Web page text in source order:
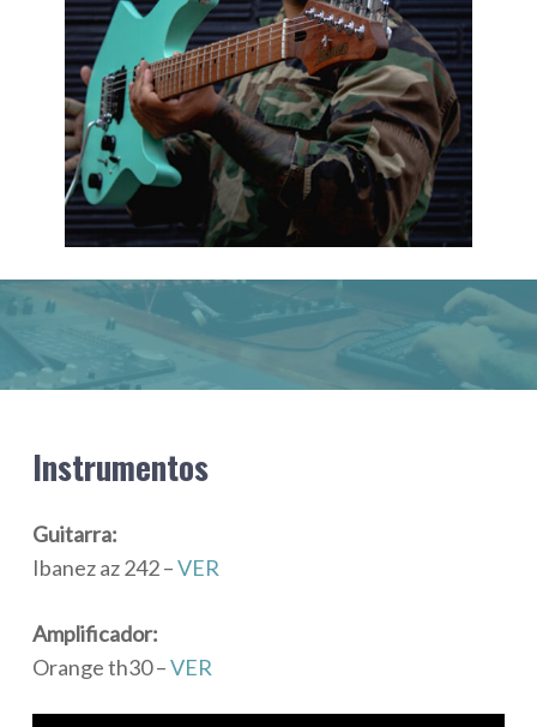
Instrumentos
Guitarra:
Ibanez az 242–VER
Amplificador:
Orange th30–VER